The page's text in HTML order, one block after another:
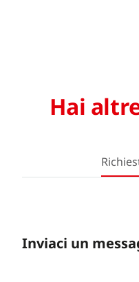
Hai
Inviaci un